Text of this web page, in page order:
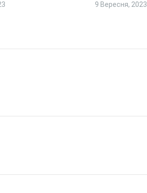
9 Вересня, 2023